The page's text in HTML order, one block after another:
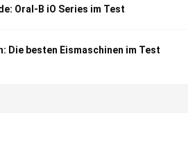
Oral-B iO Series im Test
Die besten Eismaschinen im Test